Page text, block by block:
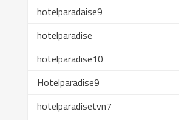
hotelparadaise9
hotelparadise
hotelparadise10
Hotelparadise9
hotelparadisetvn7